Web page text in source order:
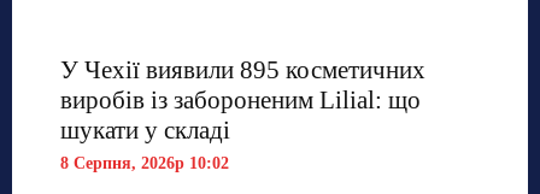
У Чехії виявили 895 косметичних
виробів із забороненим Lilial: що
шукати у складі
8 Серпня, 2026р 10:02